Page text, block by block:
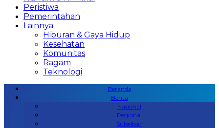
Peristiwa
Pemerintahan
Lainnya
Hiburan & Gaya Hidup
Kesehatan
Komunitas
Ragam
Teknologi
Beranda
Berita
Nasional
Regional
Sulselbar